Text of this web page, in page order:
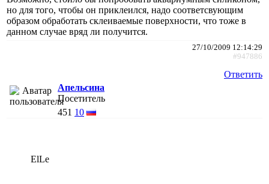
но для того, чтобы он приклеился, надо соответсвующим
образом обработать склеиваемые поверхности, что тоже в
данном случае вряд ли получится.
27/10/2009 12:14:29
#947886
Ответить
Апельсина
Посетитель
451 10
ElLe